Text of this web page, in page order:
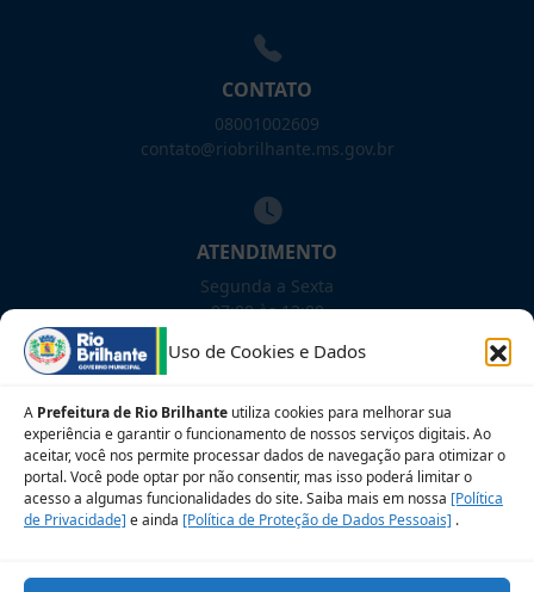
Uso de Cookies e Dados
A Prefeitura de Rio Brilhante utiliza cookies para melhorar sua
experiência e garantir o funcionamento de nossos serviços digitais. Ao
aceitar, você nos permite processar dados de navegação para otimizar o
portal. Você pode optar por não consentir, mas isso poderá limitar o
acesso a algumas funcionalidades do site. Saiba mais em nossa [Política
de Privacidade] e ainda [Política de Proteção de Dados Pessoais] .
CONTATO
08001002609
contato@riobrilhante.ms.gov.br
ATENDIMENTO
Segunda a Sexta
07:00 às 13:00
NOSSAS REDES!
Siga para novidades
Sobre a LGPD Perguntas frequentes